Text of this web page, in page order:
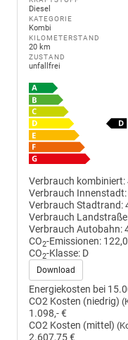
Diesel
KATEGORIE
Kombi
KILOMETERSTAND
20 km
ZUSTAND
unfallfrei
Verbrauch kombiniert:
Verbrauch Innenstadt:
Verbrauch Stadtrand:
Verbrauch
Verbrauch Autobahn:
CO2-Emissionen:
CO2-Klasse: D
Download
Energiekosten bei
CO2 Kosten (niedrig)
1.098,- €
CO2 Kosten (mittel)